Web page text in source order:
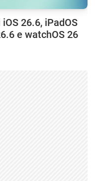
26.6, iPadOS
e watchOS 26